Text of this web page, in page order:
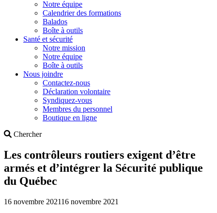
Notre équipe
Calendrier des formations
Balados
Boîte à outils
Santé et sécurité
Notre mission
Notre équipe
Boîte à outils
Nous joindre
Contactez-nous
Déclaration volontaire
Syndiquez-vous
Membres du personnel
Boutique en ligne
ChercherSearch
Les contrôleurs routiers exigent d’être
armés et d’intégrer la Sécurité publique
du Québec
16 novembre 202116 novembre 2021